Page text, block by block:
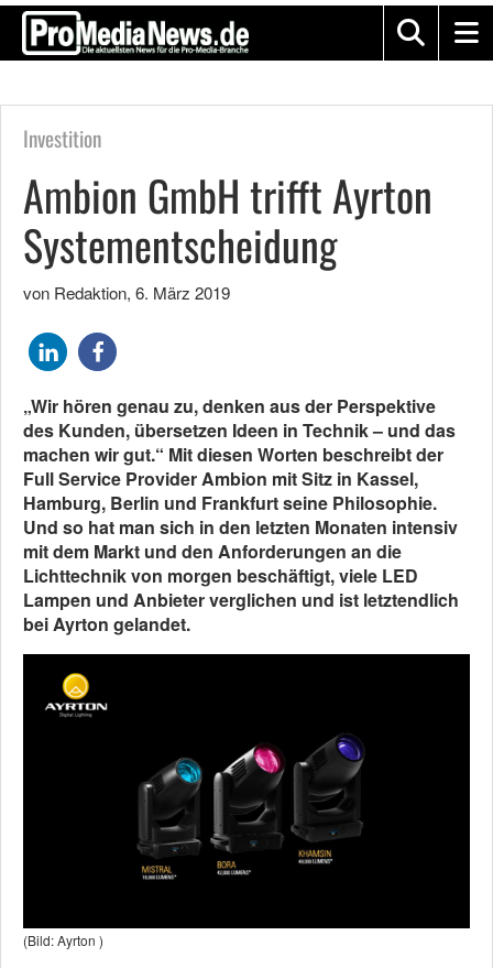
Investition
Ambion GmbH trifft Ayrton
Systementscheidung
von Redaktion, 6. März 2019
„Wir hören genau zu, denken aus der Perspektive
des Kunden, übersetzen Ideen in Technik – und das
machen wir gut.“ Mit diesen Worten beschreibt der
Full Service Provider Ambion mit Sitz in Kassel,
Hamburg, Berlin und Frankfurt seine Philosophie.
Und so hat man sich in den letzten Monaten intensiv
mit dem Markt und den Anforderungen an die
Lichttechnik von morgen beschäftigt, viele LED
Lampen und Anbieter verglichen und ist letztendlich
bei Ayrton gelandet.
(Bild: Ayrton )